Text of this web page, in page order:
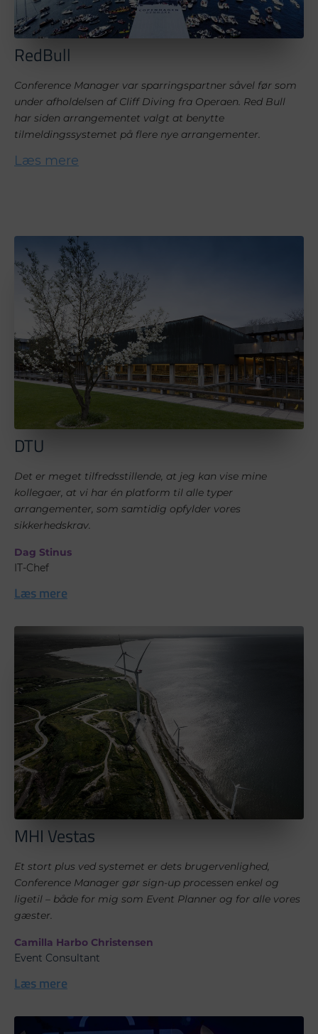
RedBull
Conference Manager var sparringspartner såvel før som
under afholdelsen af Cliff Diving fra Operaen. Red Bull
har siden arrangementet valgt at benytte
tilmeldingssystemet på flere nye arrangementer.
Læs mere
DTU
Det er meget tilfredsstillende, at jeg kan vise mine
kollegaer, at vi har én platform til alle typer
arrangementer, som samtidig opfylder vores
sikkerhedskrav.
Dag Stinus
IT-Chef
Læs mere
MHI Vestas
Et stort plus ved systemet er dets brugervenlighed,
Conference Manager gør sign-up processen enkel og
ligetil – både for mig som Event Planner og for alle vores
gæster.
Camilla Harbo Christensen
Event Consultant
Læs mere